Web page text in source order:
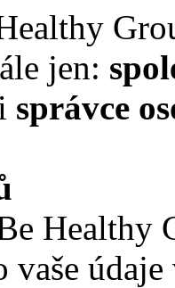
jen:
správce
Healthy
vaše